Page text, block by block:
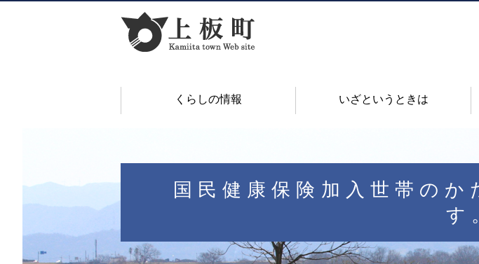
くらしの情報 いざというときは
国民健康保険加入世帯の
す